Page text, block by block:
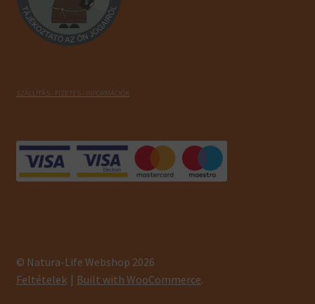
SZÁLLÍTÁS - FIZETÉS - INFORMÁCIÓK
© Natura-Life Webshop 2026
Feltételek
Built with WooCommerce.